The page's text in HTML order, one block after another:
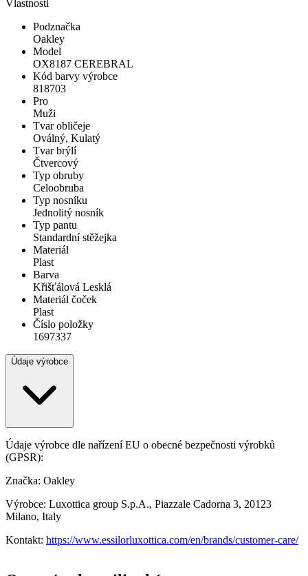
Vlastnosti
Podznačka
Oakley
Model
OX8187 CEREBRAL
Kód barvy výrobce
818703
Pro
Muži
Tvar obličeje
Oválný, Kulatý
Tvar brýlí
Čtvercový
Typ obruby
Celoobruba
Typ nosníku
Jednolitý nosník
Typ pantu
Standardní stěžejka
Materiál
Plast
Barva
Křišťálová Lesklá
Materiál čoček
Plast
Číslo položky
1697337
Údaje výrobce
Údaje výrobce dle nařízení EU o obecné bezpečnosti výrobků
(GPSR):
Značka: Oakley
Výrobce: Luxottica group S.p.A., Piazzale Cadorna 3, 20123
Milano, Italy
Kontakt: https://www.essilorluxottica.com/en/brands/customer-care/